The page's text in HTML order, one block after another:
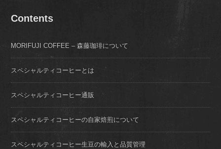
Contents
MORIFUJI COFFEE – 森藤珈琲について
スペシャルティコーヒーとは
スペシャルティコーヒー通販
スペシャルティコーヒーの自家焙煎について
スペシャルティコーヒー生豆の輸入と品質管理